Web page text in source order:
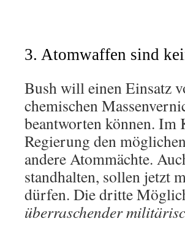
3. Atomwaffen sind
Bush will einen Einsatz
chemischen
beantworten können. Im
Regierung den
andere Atommächte.
standhalten, sollen jetzt
dürfen. Die dritte
überraschender